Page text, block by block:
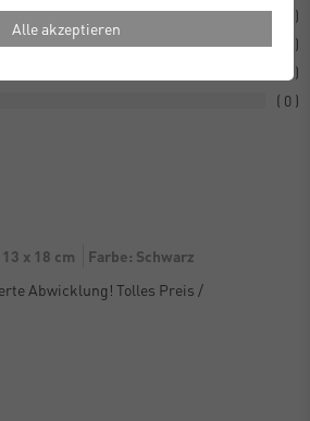
0
0
x 18 cm
Farbe: Schwarz
Abwicklung! Tolles Preis /
Alle akzeptieren